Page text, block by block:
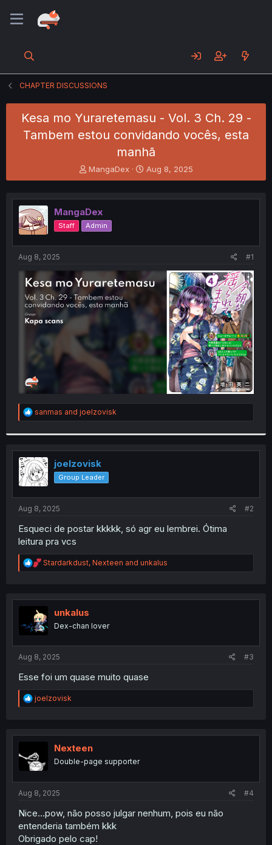
CHAPTER DISCUSSIONS
Kesa mo Yuraretemasu - Vol. 3 Ch. 29 -
Tambem estou convidando vocês, esta
manhã
T
h
e
a
d
s
t
e
r
MangaDex
S
t
r
t
Aug 8, 2025
MangaDex
Staff Admin
Aug 8, 2025 #1
R
e
t
i
o
n
s
:
sanmas and joelzovisk
joelzovisk
Group Leader
Aug 8, 2025 #2
Esqueci de postar kkkkk, só agr eu lembrei. Ótima
leitura pra vcs
R
e
t
o
n
Stardarkdust, Nexteen and unkalus
unkalus
Dex-chan lover
Aug 8, 2025 #3
Esse foi um quase muito quase
R
e
t
o
n
joelzovisk
Nexteen
Double-page supporter
Aug 8, 2025 #4
Nice...pow, não posso julgar nenhum, pois eu não
entenderia também kkk
Obrigado pelo cap!